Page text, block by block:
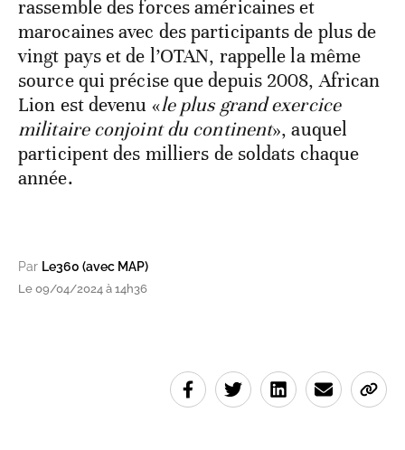
rassemble des forces américaines et
marocaines avec des participants de plus de
vingt pays et de l’OTAN, rappelle la même
source qui précise que depuis 2008, African
Lion est devenu «le plus grand exercice
militaire conjoint du continent», auquel
participent des milliers de soldats chaque
année.
Par Le360 (avec MAP)
Le 09/04/2024 à 14h36